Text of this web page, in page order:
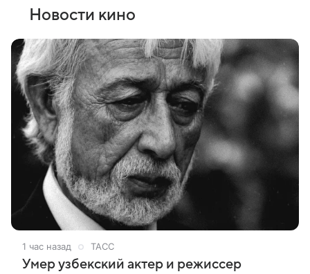
Новости кино
1 час назад ТАСС
Умер узбекский актер и режиссер